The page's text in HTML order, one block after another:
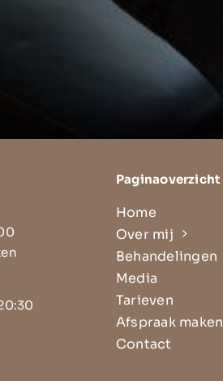
Paginaoverzicht
Home
Over mij
Behandelingen
Media
Tarieven
Afspraak maken
Contact